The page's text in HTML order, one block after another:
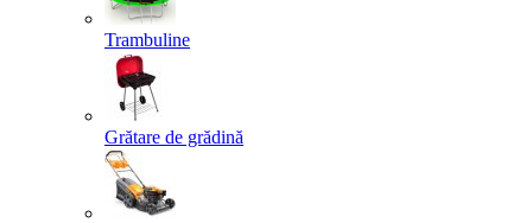
Trambuline
Grătare de grădină